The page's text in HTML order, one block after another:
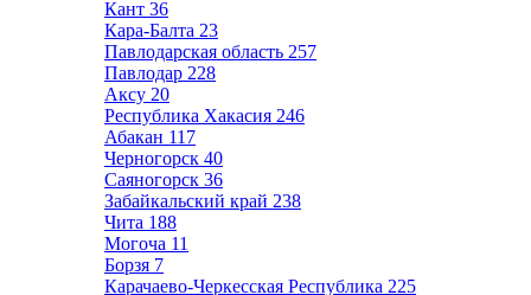
Кант 36
Кара-Балта 23
Павлодарская область 257
Павлодар 228
Аксу 20
Республика Хакасия 246
Абакан 117
Черногорск 40
Саяногорск 36
Забайкальский край 238
Чита 188
Могоча 11
Борзя 7
Карачаево-Черкесская Республика 225